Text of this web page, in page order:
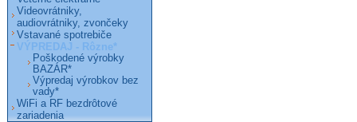
Videovrátniky,
audiovrátniky, zvončeky
Vstavané spotrebiče
VÝPREDAJ - Rôzne*
Poškodené výrobky
BAZÁR*
Výpredaj výrobkov bez
vady*
WiFi a RF bezdrôtové
zariadenia